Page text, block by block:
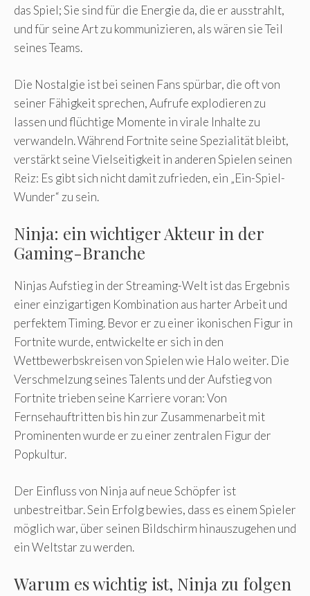
das Spiel; Sie sind für die Energie da, die er ausstrahlt,
und für seine Art zu kommunizieren, als wären sie Teil
seines Teams.
Die Nostalgie ist bei seinen Fans spürbar, die oft von
seiner Fähigkeit sprechen, Aufrufe explodieren zu
lassen und flüchtige Momente in virale Inhalte zu
verwandeln. Während Fortnite seine Spezialität bleibt,
verstärkt seine Vielseitigkeit in anderen Spielen seinen
Reiz: Es gibt sich nicht damit zufrieden, ein „Ein-Spiel-
Wunder“ zu sein.
Ninja: ein wichtiger Akteur in der
Gaming-Branche
Ninjas Aufstieg in der Streaming-Welt ist das Ergebnis
einer einzigartigen Kombination aus harter Arbeit und
perfektem Timing. Bevor er zu einer ikonischen Figur in
Fortnite wurde, entwickelte er sich in den
Wettbewerbskreisen von Spielen wie Halo weiter. Die
Verschmelzung seines Talents und der Aufstieg von
Fortnite trieben seine Karriere voran: Von
Fernsehauftritten bis hin zur Zusammenarbeit mit
Prominenten wurde er zu einer zentralen Figur der
Popkultur.
Der Einfluss von Ninja auf neue Schöpfer ist
unbestreitbar. Sein Erfolg bewies, dass es einem Spieler
möglich war, über seinen Bildschirm hinauszugehen und
ein Weltstar zu werden.
Warum es wichtig ist, Ninja zu folgen